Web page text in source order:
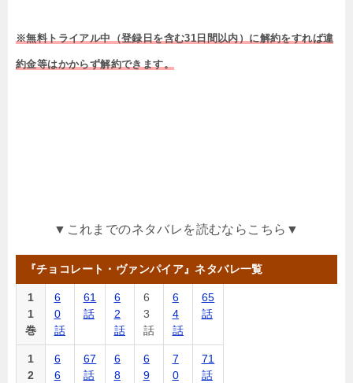
※無料トライアル中（登録日を含む31日間以内）に解約をすれば違
約金等はかからず解約できます。
▼これまでのネタバレを読むならこちら▼
『チョコレート・ヴァンパイア』ネタバレ一覧
1
1
巻
6
0
話
61
話
6
2
話
6
3
話
6
4
話
65
話
1
2
6
6
67
話
6
8
6
9
7
0
71
話